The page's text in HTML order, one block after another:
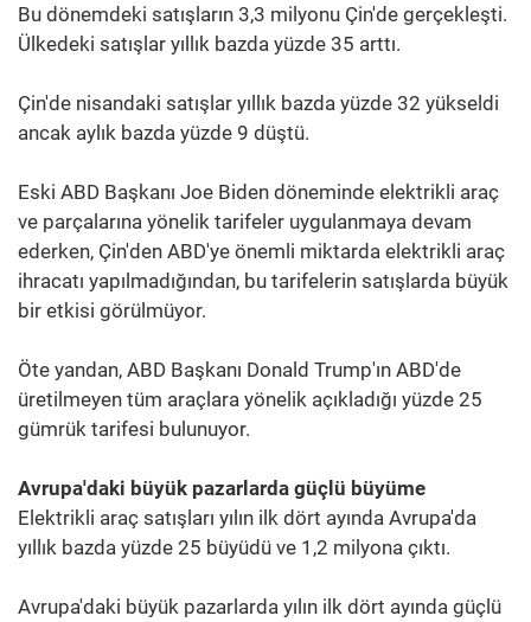
Bu dönemdeki satışların 3,3 milyonu Çin'de gerçekleşti.
Ülkedeki satışlar yıllık bazda yüzde 35 arttı.
Çin'de nisandaki satışlar yıllık bazda yüzde 32 yükseldi
ancak aylık bazda yüzde 9 düştü.
Eski ABD Başkanı Joe Biden döneminde elektrikli araç
ve parçalarına yönelik tarifeler uygulanmaya devam
ederken, Çin'den ABD'ye önemli miktarda elektrikli araç
ihracatı yapılmadığından, bu tarifelerin satışlarda büyük
bir etkisi görülmüyor.
Öte yandan, ABD Başkanı Donald Trump'ın ABD'de
üretilmeyen tüm araçlara yönelik açıkladığı yüzde 25
gümrük tarifesi bulunuyor.
Avrupa'daki büyük pazarlarda güçlü büyüme
Elektrikli araç satışları yılın ilk dört ayında Avrupa'da
yıllık bazda yüzde 25 büyüdü ve 1,2 milyona çıktı.
Avrupa'daki büyük pazarlarda yılın ilk dört ayında güçlü